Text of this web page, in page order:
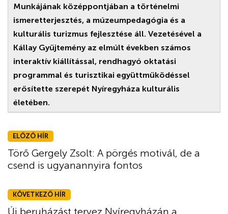
Munkájának középpontjában a történelmi
ismeretterjesztés, a múzeumpedagógia és a
kulturális turizmus fejlesztése áll. Vezetésével a
Kállay Gyűjtemény az elmúlt években számos
interaktív kiállítással, rendhagyó oktatási
programmal és turisztikai együttműködéssel
erősítette szerepét Nyíregyháza kulturális
életében.
ELŐZŐ HÍR
Törő Gergely Zsolt: A pörgés motivál, de a
csend is ugyanannyira fontos
KÖVETKEZŐ HÍR
Új beruházást tervez Nyíregyházán a